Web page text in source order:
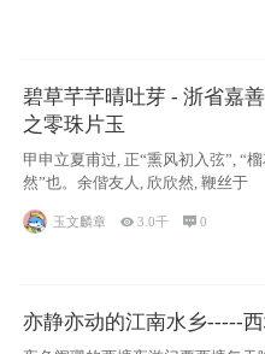
碧草芊芊晴吐芽 - 浙省嘉
之零珠片玉
甲申立夏甫过, 正“熏风初入弦”, “榴花开欲
然”也。余偕友人, 欣欣然, 鞭丝于
玉文麟章  3.0千 0
亦静亦动的江南水乡-----